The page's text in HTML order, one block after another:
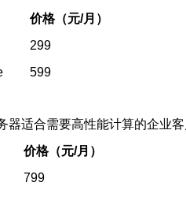
价格（元/月）
299
599
器适合需要高性能计算的企业客
价格（元/月）
799